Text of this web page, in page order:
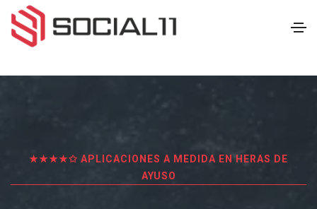
★★★★✩ APLICACIONES A MEDIDA EN HERAS DE
AYUSO